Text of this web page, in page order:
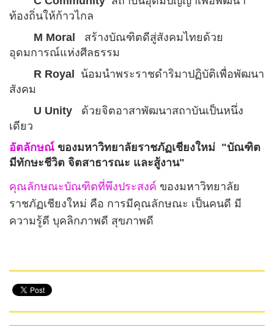
ท้องถิ่นให้ก้าวไกล
M Moral
สร้างบัณฑิตดีสู่สังคมไทยด้วย
อุดมการณ์แห่งศีลธรรม
R Royal น้อมนำพระราชดำริมาปฏิบัติเพื่อพัฒนา
สังคม
U Unity
ด้วยจิตอาสาพัฒนาสถาบันเป็นหนึ่ง
เดียว
อัตลักษณ์ ของมหาวิทยาลัยราชภัฏเชียงใหม่ "บัณฑิต
มีทักษะชีวิต จิตสาธารณะ และสู้งาน"
คุณลักษณะบัณฑิตที่พึงประสงค์ ของมหาวิทยาลัย
ราชภัฏเชียงใหม่ คือ การมีคุณลักษณะ เป็นคนดี มี
ความรู้ดี บุคลิกภาพดี สุขภาพดี